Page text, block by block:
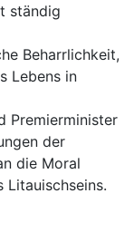
ständig
Beharrlichkeit,
Lebens in
Premierminister
der
die Moral
Litauischseins.